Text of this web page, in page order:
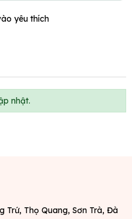
yêu thích
nhật.
Trứ, Thọ Quang, Sơn Trà, Đà